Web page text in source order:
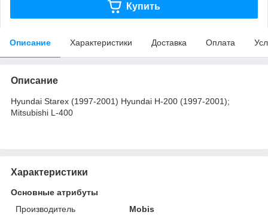
Купить
Описание Характеристики Доставка Оплата
Описание
Hyundai Starex (1997-2001) Hyundai H-200 (1997-2001);
Mitsubishi L-400
Характеристики
Основные атрибуты
Производитель
Mobis